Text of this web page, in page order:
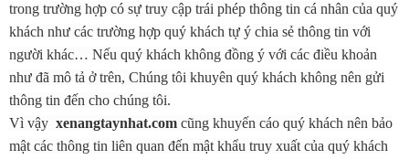
trong trường hợp có sự truy cập trái phép thông tin cá nhân của quý
khách như các trường hợp quý khách tự ý chia sẻ thông tin với
người khác… Nếu quý khách không đồng ý với các điều khoản
như đã mô tả ở trên, Chúng tôi khuyên quý khách không nên gửi
thông tin đến cho chúng tôi.
Vì vậy xenangtaynhat.com cũng khuyến cáo quý khách nên bảo
mật các thông tin liên quan đến mật khẩu truy xuất của quý khách